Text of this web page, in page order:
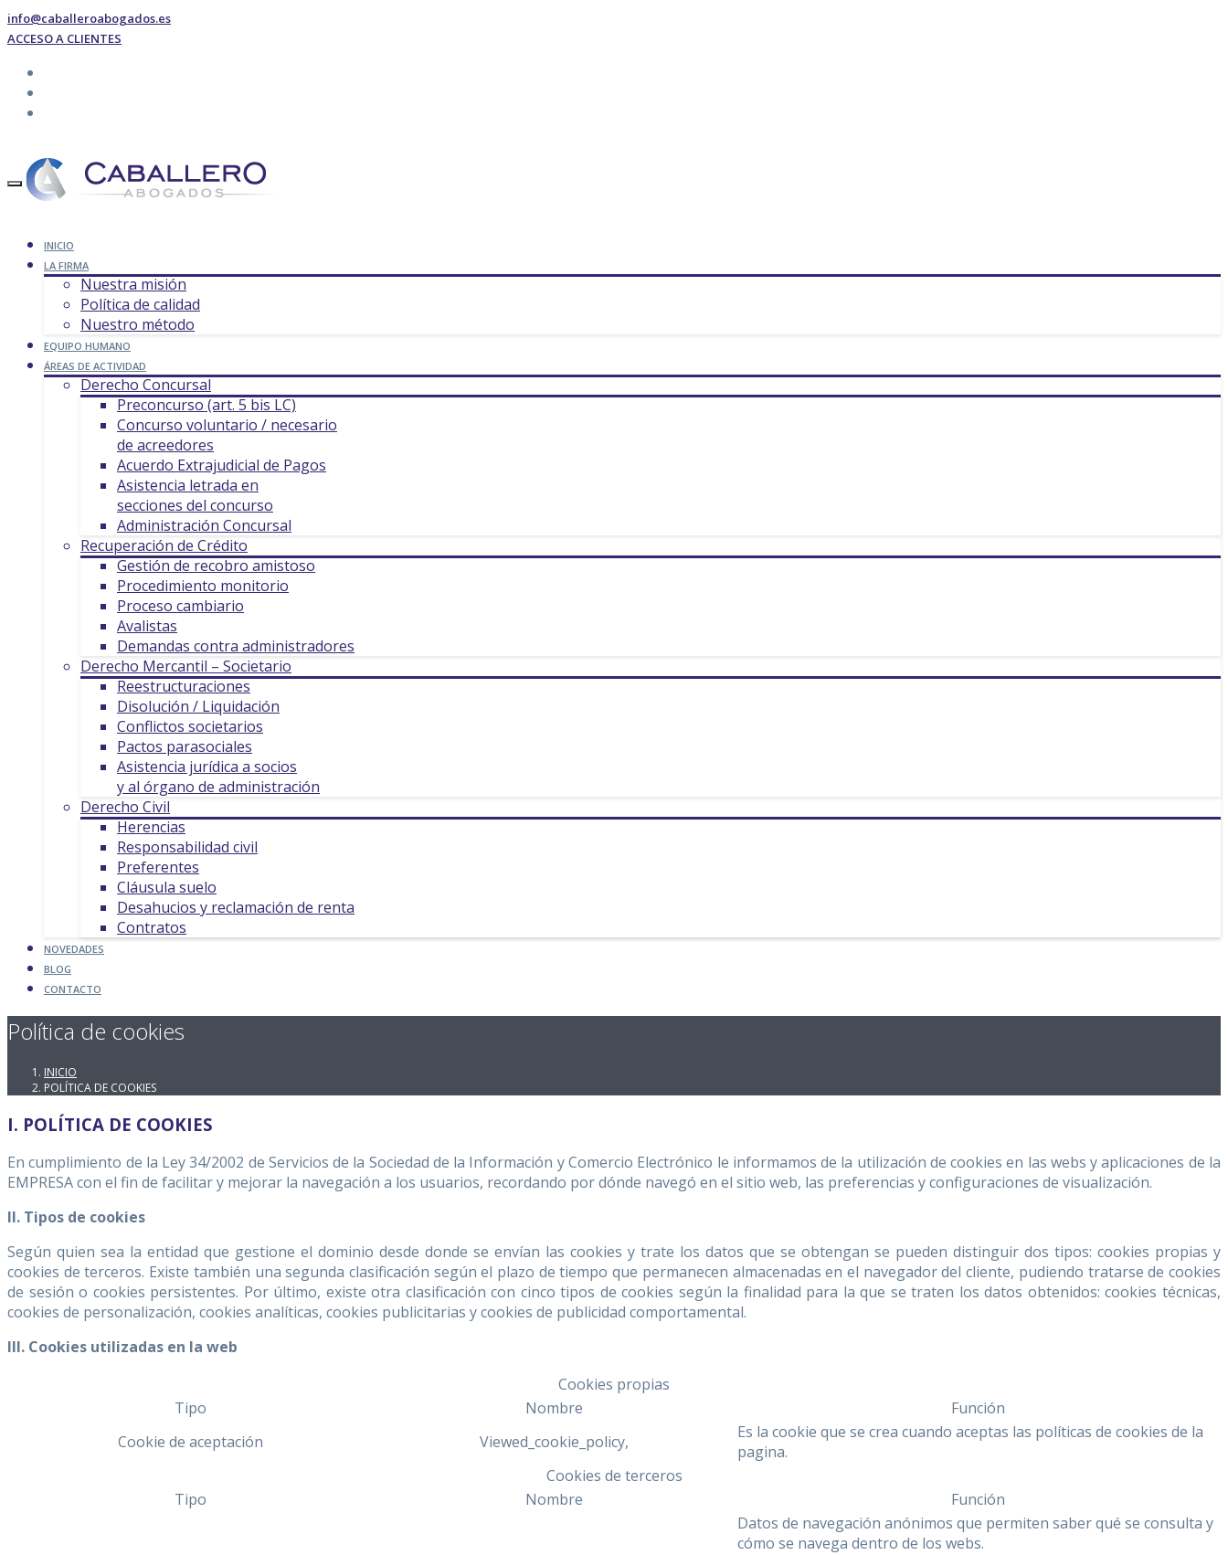
info@caballeroabogados.es
ACCESO A CLIENTES
INICIO
LA FIRMA
Nuestra misión
Política de calidad
Nuestro método
EQUIPO HUMANO
ÁREAS DE ACTIVIDAD
Derecho Concursal
Preconcurso (art. 5 bis LC)
Concurso voluntario / necesario
de acreedores
Acuerdo Extrajudicial de Pagos
Asistencia letrada en
secciones del concurso
Administración Concursal
Recuperación de Crédito
Gestión de recobro amistoso
Procedimiento monitorio
Proceso cambiario
Avalistas
Demandas contra administradores
Derecho Mercantil – Societario
Reestructuraciones
Disolución / Liquidación
Conflictos societarios
Pactos parasociales
Asistencia jurídica a socios
y al órgano de administración
Derecho Civil
Herencias
Responsabilidad civil
Preferentes
Cláusula suelo
Desahucios y reclamación de renta
Contratos
NOVEDADES
BLOG
CONTACTO
Política de cookies
INICIO
POLÍTICA DE COOKIES
I. POLÍTICA DE COOKIES
En cumplimiento de la Ley 34/2002 de Servicios de la Sociedad de la Información y Comercio Electrónico le informamos de la utilización de cookies en las webs y aplicaciones de la
EMPRESA con el fin de facilitar y mejorar la navegación a los usuarios, recordando por dónde navegó en el sitio web, las preferencias y configuraciones de visualización.
II. Tipos de cookies
Según quien sea la entidad que gestione el dominio desde donde se envían las cookies y trate los datos que se obtengan se pueden distinguir dos tipos: cookies propias y
cookies de terceros. Existe también una segunda clasificación según el plazo de tiempo que permanecen almacenadas en el navegador del cliente, pudiendo tratarse de cookies
de sesión o cookies persistentes. Por último, existe otra clasificación con cinco tipos de cookies según la finalidad para la que se traten los datos obtenidos: cookies técnicas,
cookies de personalización, cookies analíticas, cookies publicitarias y cookies de publicidad comportamental.
III. Cookies utilizadas en la web
Cookies propias
Tipo
Nombre
Función
Cookie de aceptación
Viewed_cookie_policy,
Es la cookie que se crea cuando aceptas las políticas de cookies de la
pagina.
Cookies de terceros
Tipo
Nombre Función
Datos de navegación anónimos que permiten saber qué se consulta y
cómo se navega dentro de los webs.